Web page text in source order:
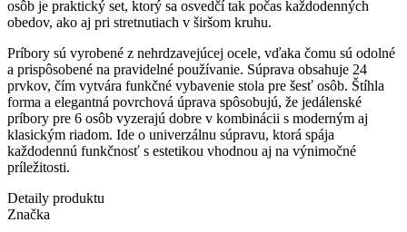
osôb je praktický set, ktorý sa osvedčí tak počas každodenných
obedov, ako aj pri stretnutiach v širšom kruhu.
Príbory sú vyrobené z nehrdzavejúcej ocele, vďaka čomu sú odolné
a prispôsobené na pravidelné používanie. Súprava obsahuje 24
prvkov, čím vytvára funkčné vybavenie stola pre šesť osôb. Štíhla
forma a elegantná povrchová úprava spôsobujú, že jedálenské
príbory pre 6 osôb vyzerajú dobre v kombinácii s moderným aj
klasickým riadom. Ide o univerzálnu súpravu, ktorá spája
každodennú funkčnosť s estetikou vhodnou aj na výnimočné
príležitosti.
Detaily produktu
Značka